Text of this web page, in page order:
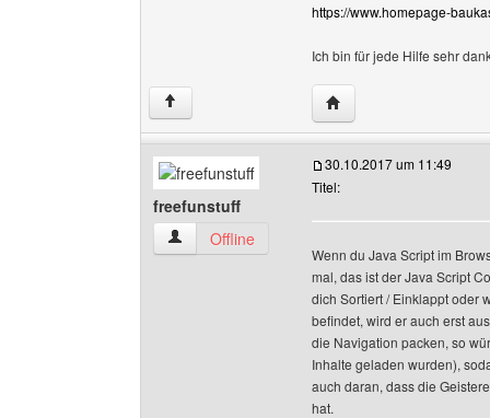
https://www.homepage-
Ich bin für jede Hilfe sehr
↑ Website dieses
freefunstuff
freefunstuff Benutzer-Profile anzeigen
Offline
30.10.2017 um 11:49
Titel:
Wenn du Java Script im
mal, das ist der Java Script
dich Sortiert / Einklappt oder
befindet, wird er auch erst
die Navigation packen, so
Inhalte geladen wurden),
auch daran, dass die
hat.